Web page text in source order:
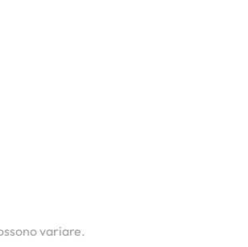
variare.